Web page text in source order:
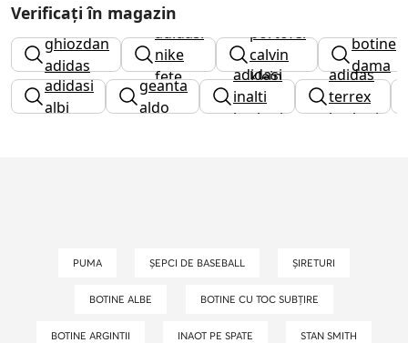
Verificați în magazin
ghiozdan
adidas
adidasi
nike
fete
portofel
calvin
klein
botine
dama
adidasi
albi
geanta
aldo
adidasi
inalti
barbati
adidas
terrex
barbati
PUMA ȘEPCI DE BASEBALL ȘIRETURI
BOTINE ALBE BOTINE CU TOC SUBȚIRE
BOTINE ARGINTII INAOT PE SPATE STAN SMITH